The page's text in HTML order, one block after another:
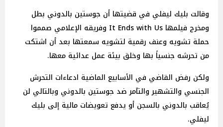
وقالت بليك ليفلي في قضيتها أن جوستين بالدوني بطل
ومخرج فيلمها It Ends with Us وفريقه الإعلامي صمموا
حملة تشويه وعنف رقمية لتشويه سمعتها بعد أن اشتكت
من تحرشه جنسياً بها وخلق بيئة عمل عدائية معها.
ولكن رفض القاضي في الأسابيع الماضية ادعاءات التحرش
الجنسي والتشهير والتآمر ضد جوستين بالدوني وبالتالي لن
يُعاقب بالدوني بالسجن أو يدفع تعويضات مالية إلى بليك
ليفلي.